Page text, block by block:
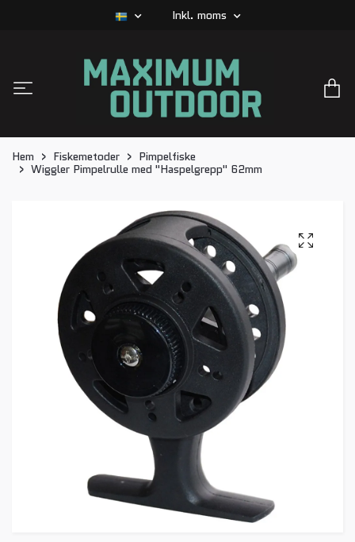
Inkl. moms
Hem Fiskemetoder
Pimpelfiske
Wiggler Pimpelrulle med "Haspelgrepp" 62mm